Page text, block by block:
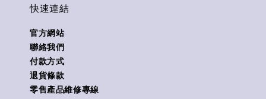
快速連結
官方網站
聯絡我們
付款方式
退貨條款
零售產品維修專線